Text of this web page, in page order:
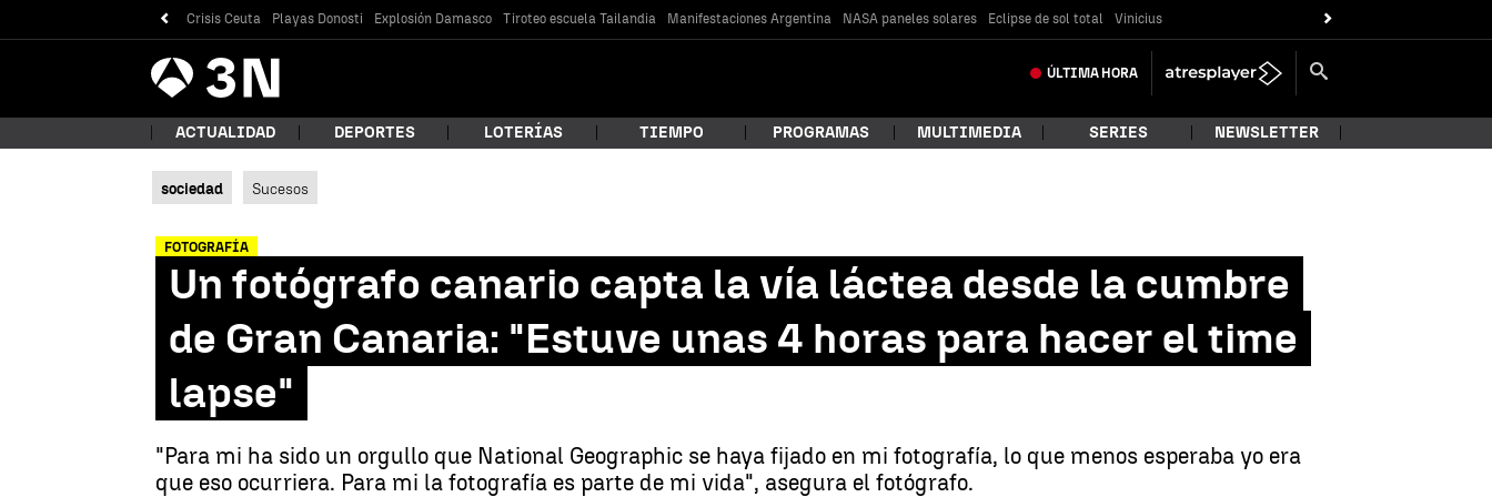
Crisis Ceuta Playas Donosti Explosión Damasco Tiroteo escuela Tailandia Manifestaciones Argentina NASA paneles solares Eclipse de sol total Vinicius
Antena
3 Noticias ÚLTIMA HORA
¿Qué estás buscando?
Buscar
ACTUALIDAD DEPORTES LOTERÍAS TIEMPO PROGRAMAS MULTIMEDIA SERIES NEWSLETTER
sociedad Sucesos
FOTOGRAFÍA
Un fotógrafo canario capta la vía láctea desde la cumbre
de Gran Canaria: "Estuve unas 4 horas para hacer el time
lapse"
"Para mi ha sido un orgullo que National Geographic se haya fijado en mi fotografía, lo que menos esperaba yo era
que eso ocurriera. Para mi la fotografía es parte de mi vida", asegura el fotógrafo.